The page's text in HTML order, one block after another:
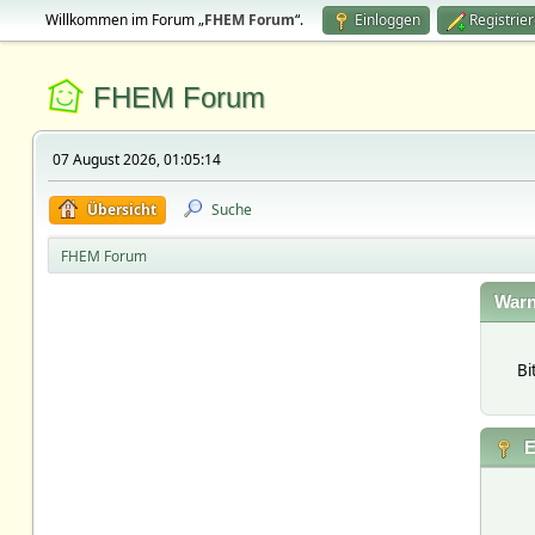
Willkommen im Forum „FHEM Forum“. Einloggen
FHEM Forum
07 August 2026, 01:05:14
Übersicht Suche
FHEM Forum